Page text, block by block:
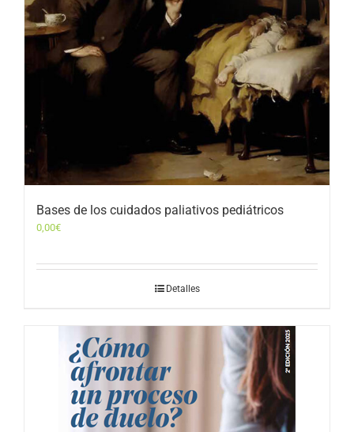
Bases de los cuidados paliativos pediátricos
0,00€
Detalles